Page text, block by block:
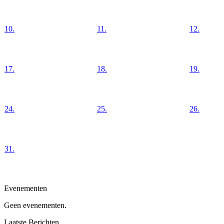
10. 11. 12.
17. 18. 19.
24. 25. 26.
31.
Evenementen
Geen evenementen.
Laatste Berichten